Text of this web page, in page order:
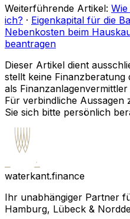
Weiterführende Artikel:
ich? · Eigenkapital für die
Nebenkosten beim
beantragen
Dieser Artikel dient
stellt keine Finanzberatung
als
Für verbindliche
Sie sich bitte persönlich
waterkant.finance
Ihr unabhängiger Partner
Hamburg, Lübeck &